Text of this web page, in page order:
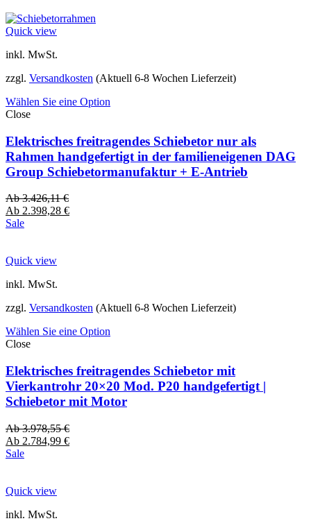
Quick view
inkl. MwSt.
zzgl. Versandkosten (Aktuell 6-8 Wochen Lieferzeit)
Wählen Sie eine Option
Close
Elektrisches freitragendes Schiebetor nur als
Rahmen handgefertigt in der familieneigenen DAG
Group Schiebetormanufaktur + E-Antrieb
Ab3.426,11€
Ab 2.398,28 €
Sale
Quick view
inkl. MwSt.
zzgl. Versandkosten (Aktuell 6-8 Wochen Lieferzeit)
Wählen Sie eine Option
Close
Elektrisches freitragendes Schiebetor mit
Vierkantrohr 20×20 Mod. P20 handgefertigt |
Schiebetor mit Motor
Ab3.978,55€
Ab 2.784,99 €
Sale
Quick view
inkl. MwSt.